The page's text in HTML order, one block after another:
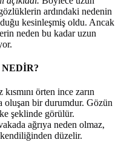
ardındaki nedenin
kesinleşmiş oldu. Ancak
neden bu kadar uzun
örten ince zarın
oluşan bir durumdur. Gözün
şeklinde görülür.
ağrıya neden olmaz,
düzelir.